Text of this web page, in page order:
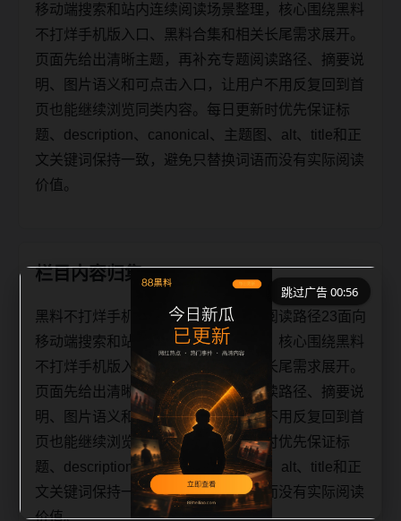
移动端搜索和站内连续阅读场景整理，核心围绕黑料
不打烊手机版入口、黑料合集和相关长尾需求展开。
页面先给出清晰主题，再补充专题阅读路径、摘要说
明、图片语义和可点击入口，让用户不用反复回到首
页也能继续浏览同类内容。每日更新时优先保证标
题、description、canonical、主题图、alt、title和正
文关键词保持一致，避免只替换词语而没有实际阅读
价值。
栏目内容归集
黑料不打烊手机版入口黑料合集专题阅读路径23面向
移动端搜索和站内连续阅读场景整理，核心围绕黑料
不打烊手机版入口、黑料合集和相关长尾需求展开。
页面先给出清晰主题，再补充专题阅读路径、摘要说
明、图片语义和可点击入口，让用户不用反复回到首
页也能继续浏览同类内容。每日更新时优先保证标
题、description、canonical、主题图、alt、title和正
文关键词保持一致，避免只替换词语而没有实际阅读
价值。
跳过广告 00:56